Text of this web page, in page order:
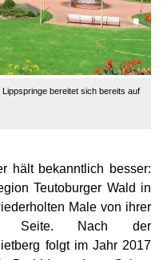
bereitet sich bereits auf
hält bekanntlich besser:
Teutoburger Wald in
Male von ihrer
Seite. Nach der
folgt im Jahr 2017